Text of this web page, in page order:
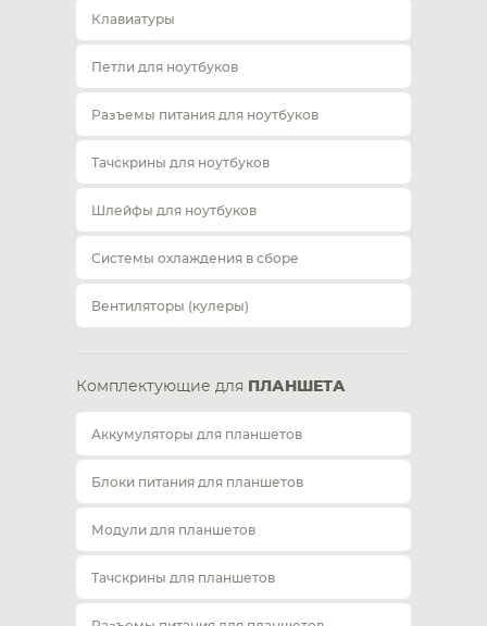
Клавиатуры
Петли для ноутбуков
Разъемы питания для ноутбуков
Тачскрины для ноутбуков
Шлейфы для ноутбуков
Системы охлаждения в сборе
Вентиляторы (кулеры)
Комплектующие для ПЛАНШЕТА
Аккумуляторы для планшетов
Блоки питания для планшетов
Модули для планшетов
Тачскрины для планшетов